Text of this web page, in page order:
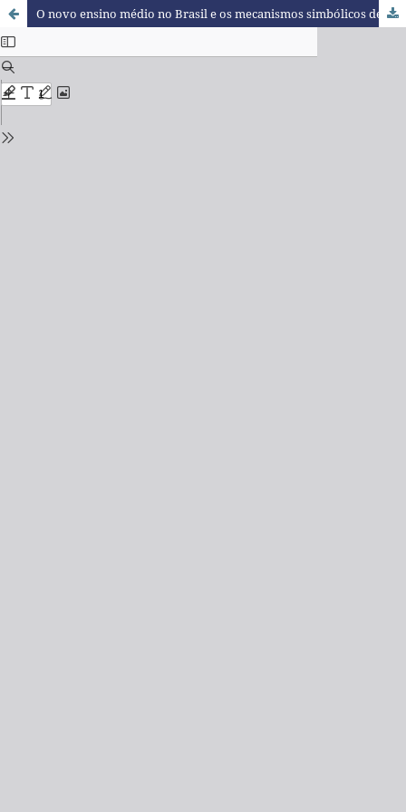
O novo ensino médio no Brasil e os mecanismos simbólicos de (re)produção da violência positiva